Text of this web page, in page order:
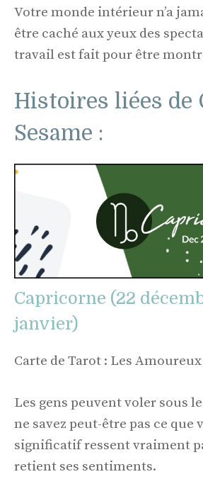
Votre monde intérieur n’a
être caché aux yeux des
travail est fait pour être
Histoires liées de
Sesame :
Capricorne (22
janvier)
Carte de Tarot : Les
Les gens peuvent voler sous
ne savez peut-être pas ce que
significatif ressent vraiment
retient ses sentiments.